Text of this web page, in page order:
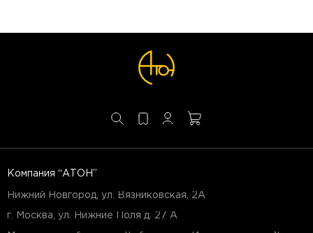
Компания “АТОН”
Нижний Новгород, ул. Вязниковская, 2А
г. Москва, ул. Нижние Поля д. 27 А